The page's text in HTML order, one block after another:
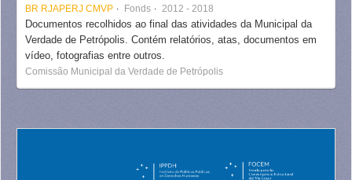
BR RJAPERJ CMVP Fonds 2012 - 2018
Documentos recolhidos ao final das atividades da Municipal da
Verdade de Petrópolis. Contém relatórios, atas, documentos em
vídeo, fotografias entre outros.
Comissão Municipal da Verdade de Petrópolis